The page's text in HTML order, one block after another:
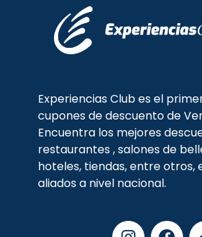
Experiencias Club es el
cupones de descuento de
Encuentra los mejores
restaurantes , salones de
hoteles, tiendas, entre otros,
aliados a nivel nacional.